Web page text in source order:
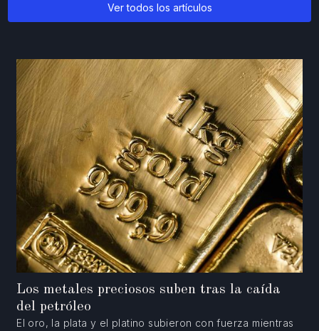
Ver todos los artículos
Los metales preciosos suben tras la caída
del petróleo
El oro, la plata y el platino subieron con fuerza mientras